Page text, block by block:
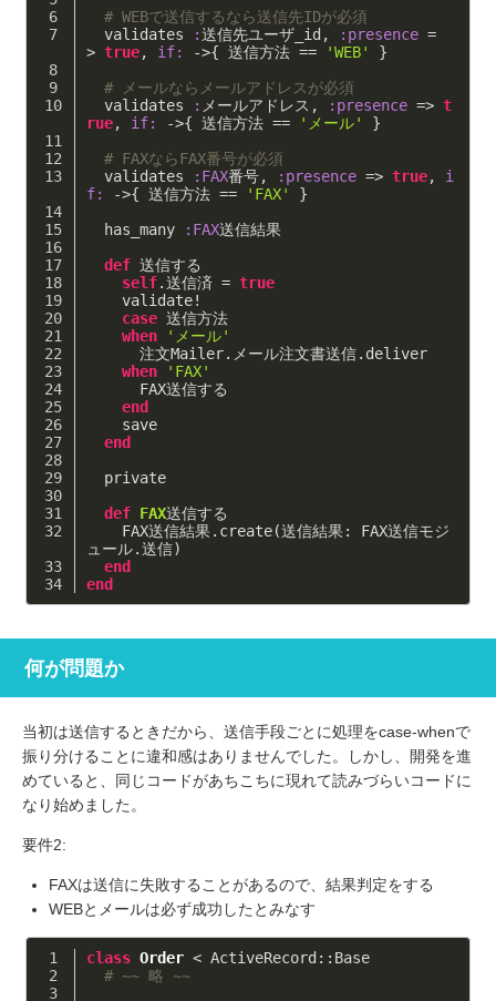
# WEBで送信するなら送信先IDが必須
validates
:送信先ユーザ_id, :presence =
> true, if: ->{ 送信方法 == 'WEB'
}
# メールならメールアドレスが必須
validates
: メールアドレス, :presence => t
rue, if: ->{ 送信方法 == 'メール'
}
# FAXならFAX番号が必須
validates
:FAX番号, :presence => true, i
f:
->{ 送信方法 == 'FAX'
}
has_many
:FAX送信結果
def 送信する
self.送信済 = true
validate!
case 送信方法
when
'メール'
注文Mailer.メール注文書送信.deliver
when
'FAX'
FAX送信する
end
save
end
private
def FAX送信する
FAX送信結果.create(送信結果: FAX送信モジ
ュール.送信)
end
end
何が問題か
当初は送信するときだから、送信手段ごとに処理をcase-whenで
振り分けることに違和感はありませんでした。しかし、開発を進
めていると、同じコードがあちこちに現れて読みづらいコードに
なり始めました。
要件2:
FAXは送信に失敗することがあるので、結果判定をする
WEBとメールは必ず成功したとみなす
class Order < ActiveRecord::Base
# ~~ 略 ~~